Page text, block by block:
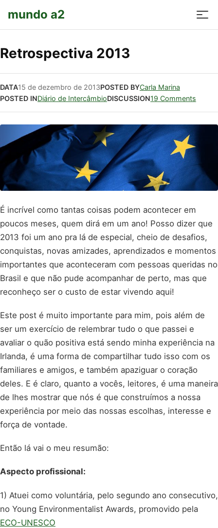
mundo a2
Retrospectiva 2013
DATA15 de dezembro de 2013POSTED BYCarla Marina
POSTED INDiário de IntercâmbioDISCUSSION19 Comments
É incrível como tantas coisas podem acontecer em
poucos meses, quem dirá em um ano! Posso dizer que
2013 foi um ano pra lá de especial, cheio de desafios,
conquistas, novas amizades, aprendizados e momentos
importantes que aconteceram com pessoas queridas no
Brasil e que não pude acompanhar de perto, mas que
reconheço ser o custo de estar vivendo aqui!
Este post é muito importante para mim, pois além de
ser um exercício de relembrar tudo o que passei e
avaliar o quão positiva está sendo minha experiência na
Irlanda, é uma forma de compartilhar tudo isso com os
familiares e amigos, e também apaziguar o coração
deles. E é claro, quanto a vocês, leitores, é uma maneira
de lhes mostrar que nós é que construímos a nossa
experiência por meio das nossas escolhas, interesse e
força de vontade.
Então lá vai o meu resumão:
Aspecto profissional:
1) Atuei como voluntária, pelo segundo ano consecutivo,
no Young Environmentalist Awards, promovido pela
ECO-UNESCO